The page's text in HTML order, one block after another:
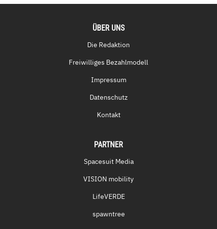
ÜBER UNS
Die Redaktion
Freiwilliges Bezahlmodell
Impressum
Datenschutz
Kontakt
PARTNER
Spacesuit Media
VISION mobility
LifeVERDE
spawntree